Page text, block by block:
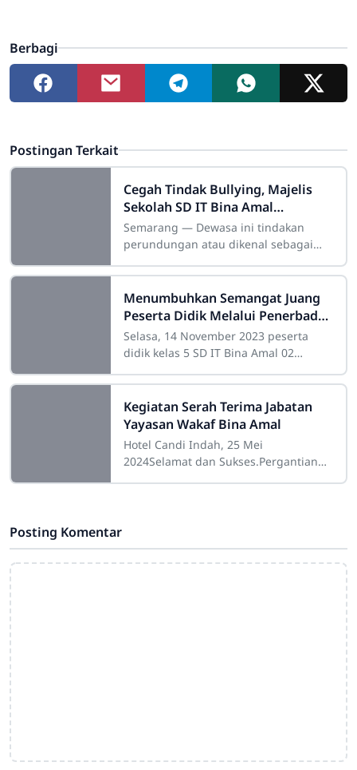
Berbagi
Postingan Terkait
Cegah Tindak Bullying, Majelis
Sekolah SD IT Bina Amal
Menghadirkan Psikolog dalam
acara Sekolah Orangtua
Semarang — Dewasa ini tindakan
perundungan atau dikenal sebagai
lingkungan sosial. Khususnya di dunia
Menumbuhkan Semangat Juang
Peserta Didik Melalui Penerbad
Fair
Selasa, 14 November 2023 peserta
didik kelas 5 SD IT Bina Amal 02
“Ekspresi Diri Melalui Hobi dan
Sayangi Bumi”.
Kegiatan Serah Terima Jabatan
Yayasan Wakaf Bina Amal
Hotel Candi Indah, 25 Mei
2024Selamat dan Sukses.Pergantian
Posting Komentar